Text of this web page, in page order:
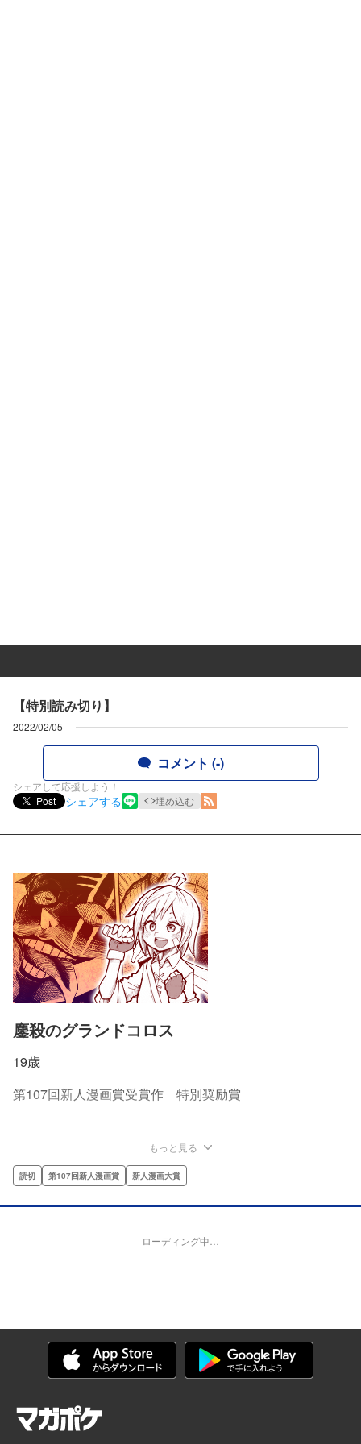
【特別読み切り】
2022/02/05
コメント (-)
シェアして応援しよう！
Post
シェアする 埋め込む
鏖殺のグランドコロス
19歳
第107回新人漫画賞受賞作 特別奨励賞
もっと見る
読切 第107回新人漫画賞 新人漫画大賞
ローディング中…